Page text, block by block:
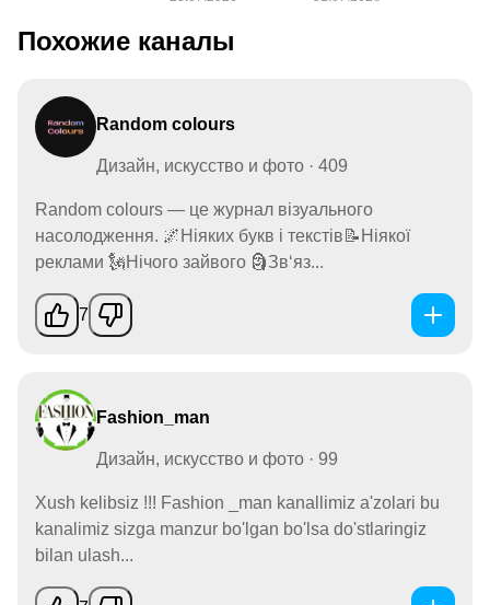
Похожие каналы
Random colours
Дизайн, искусство и фото · 409
Random colours — це журнал візуального
насолодження. 🌌Ніяких букв і текстів📝Ніякої
реклами 🗽Нічого зайвого 🗿Зв‘яз...
7
Fashion_man
Дизайн, искусство и фото · 99
Xush kelibsiz !!! Fashion _man kanallimiz a'zolari bu
kanalimiz sizga manzur bo'lgan bo'lsa do'stlaringiz
bilan ulash...